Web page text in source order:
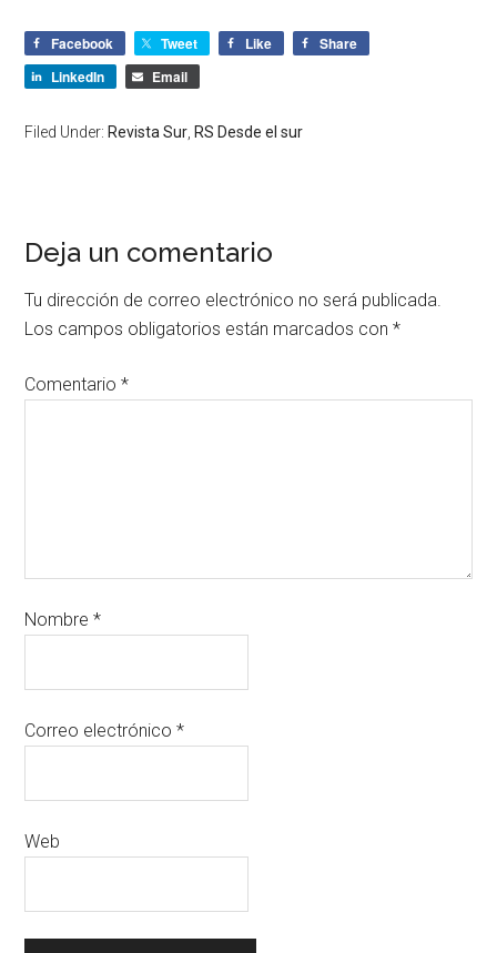
Facebook Tweet Like
Share
LinkedIn
Email
Filed Under: Revista Sur RS Desde el sur
Deja un comentario
Tu dirección de correo electrónico no será publicada.
Los campos obligatorios están marcados con*
Comentario*
Nombre*
Correo electrónico*
Web